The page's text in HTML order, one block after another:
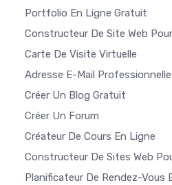
Portfolio En Ligne Gratuit
Constructeur De Site Web
Carte De Visite Virtuelle
Adresse E-Mail Professionnelle
Créer Un Blog Gratuit
Créer Un Forum
Créateur De Cours En Ligne
Constructeur De Sites Web
Planificateur De Rendez-Vous